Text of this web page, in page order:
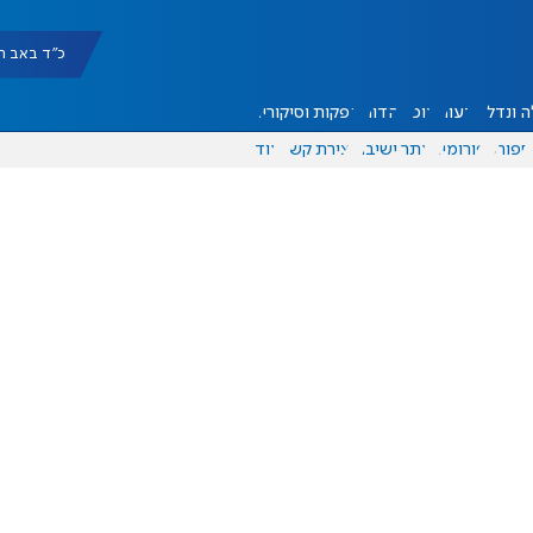
כ"ד באב תשפ"ו
ונדל"ן דעות אוכל יהדות הפקות וסיקורים
ספורט פורומים אתר ישיבה יצירת קשר עוד